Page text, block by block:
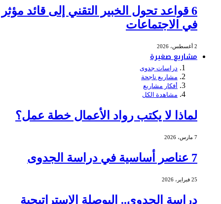
6 قواعد تحول الخبير التقني إلى قائد مؤثر
في الاجتماعات
2 أغسطس، 2026
مشاريع صغيرة
دراسات جدوى
مشاريع ناجحة
أفكار مشاريع
مشاهدة الكل
لماذا لا يكتب رواد الأعمال خطة عمل؟
7 مارس، 2026
7 عناصر أساسية في دراسة الجدوى
25 فبراير، 2026
دراسة الجدوى.. البوصلة الإستراتيجية